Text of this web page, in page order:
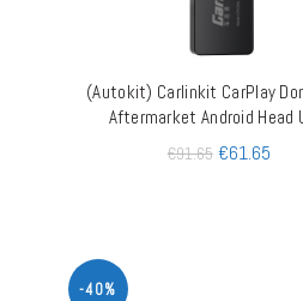
AJOUTER AU
(Autokit) Carlinkit CarPlay
Aftermarket Android Head
€91.65 €61.65
-40%